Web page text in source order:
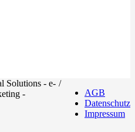
Solutions - e-
-
/
AGB
Datenschutz
Impressum